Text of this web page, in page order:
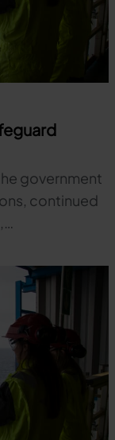
government
continued